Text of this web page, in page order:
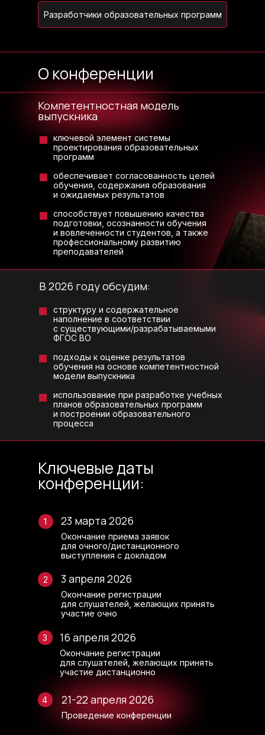
Разработчики образовательных программ
структуру и содержательное
наполнение в соответствии
с существующими/разрабатываемыми
ФГОС ВО
подходы к оценке результатов
обучения на основе компетентностной
модели выпускника
использование при разработке учебных
планов образовательных программ
и построении образовательного
процесса
В 2026 году обсудим:
О конференции
Компетентностная модель
выпускника
ключевой элемент системы
проектирования образовательных
программ
обеспечивает согласованность целей
обучения, содержания образования
и ожидаемых результатов
способствует повышению качества
подготовки, осознанности обучения
и вовлеченности студентов, а также
профессиональному развитию
преподавателей
Окончание приема заявок
для очного/дистанционного
выступления с докладом
23 марта 2026
1
Окончание регистрации
для слушателей, желающих принять
участие очно
3 апреля 2026
2
Окончание регистрации
для слушателей, желающих принять
участие дистанционно
16 апреля 2026
3
Проведение конференции
21-22 апреля 2026
4
Ключевые даты
конференции: